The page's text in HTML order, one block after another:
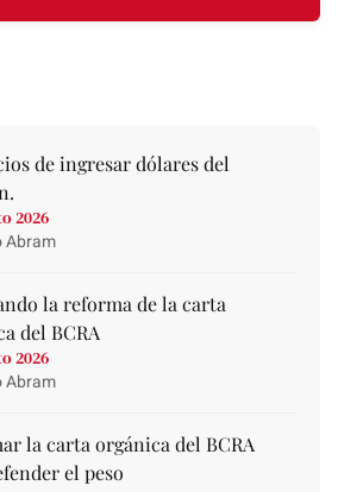
de ingresar dólares del
2026
Abram
la reforma de la carta
del BCRA
2026
Abram
la carta orgánica del BCRA
el peso